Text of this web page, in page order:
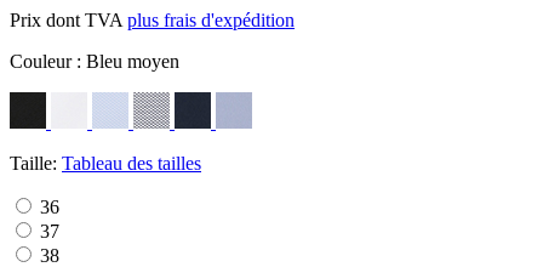
Prix dont TVA plus frais d'expédition
Couleur : Bleu moyen
Taille: Tableau des tailles
36
37
38